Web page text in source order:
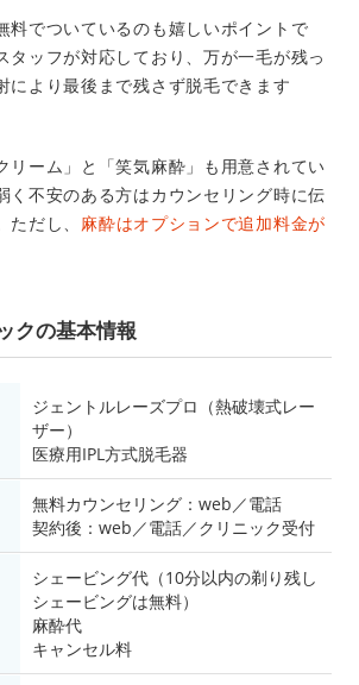
料でついているのも嬉しいポイントで
タッフが対応しており、万が一毛が残っ
により最後まで残さず脱毛できます
リーム」と「笑気麻酔」も用意されてい
く不安のある方はカウンセリング時に伝
だし、 麻酔はオプションで追加料金が
クの基本情報
ジェントルレーズプロ（熱破壊式レー
ザー）
医療用IPL方式脱毛器
無料カウンセリング：web／電話
契約後：web／電話／クリニック受付
シェービング代（10分以内の剃り残し
シェービングは無料）
麻酔代
キャンセル料